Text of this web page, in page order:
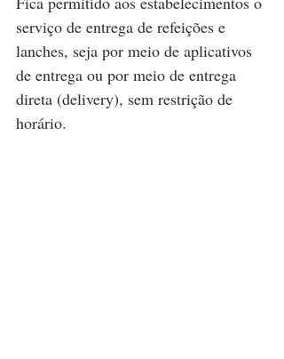
serviço de entrega de refeições e
lanches, seja por meio de aplicativos
de entrega ou por meio de entrega
direta (delivery), sem restrição de
horário.